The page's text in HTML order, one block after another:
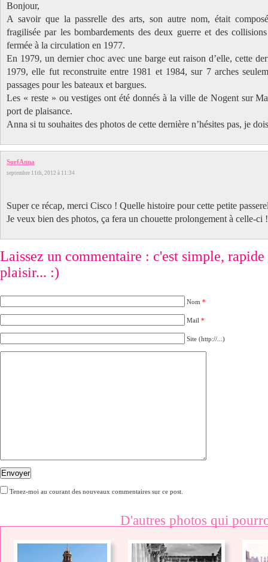
Bonjour,
A savoir que la passrelle des arts, son autre nom, était
fragilisée par les bombardements des deux guerre et des
fermée à la circulation en 1977.
En 1979, un dernier choc avec une barge eut raison d’elle, cette
1979, elle fut reconstruite entre 1981 et 1984, sur 7 arches
passages pour les bateaux et bargues.
Les « reste » ou vestiges ont été donnés à la ville de Nogent sur
port de plaisance.
Anna si tu souhaites des photos de cette dernière n’hésites pas, je
SurfAnna
septembre 11th, 2012 à 11:34
Super ce récap, merci Cisco ! Quelle histoire pour cette petite
Je veux bien des photos, ça fera un chouette prolongement à celle-ci
Laissez un commentaire : c'est simple,
plaisir... :)
Nom *
Mail *
Site (http://...)
Envoyer
Tenez-moi au courant des nouveaux commentaires sur ce post.
D'autres photos qui